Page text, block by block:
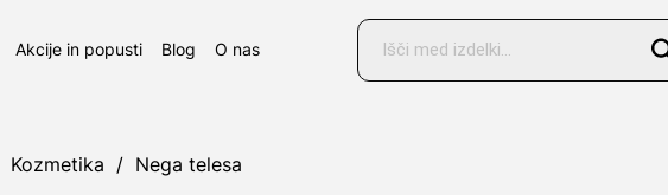
Akcije in popusti Blog O nas
Products
search
Kozmetika / Nega telesa